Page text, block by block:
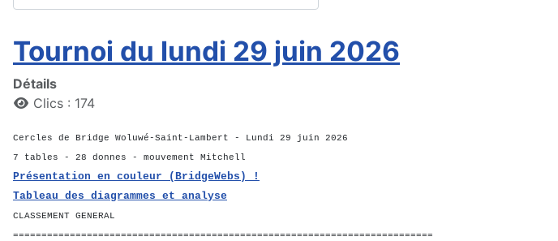
Tournoi du lundi 29 juin 2026
Détails
Clics : 174
Cercles de Bridge Woluwé-Saint-Lambert - Lundi 29 juin 2026
7 tables - 28 donnes - mouvement Mitchell
Présentation en couleur (BridgeWebs) !
Tableau des diagrammes et analyse
CLASSEMENT GENERAL
==========================================================================